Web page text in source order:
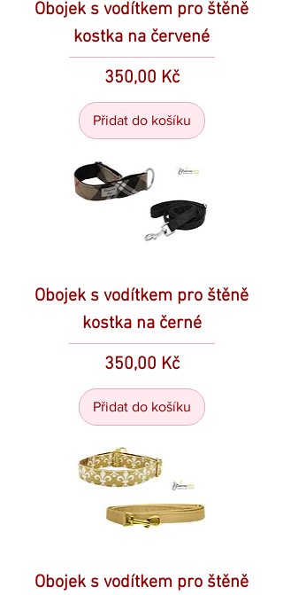
Obojek s vodítkem pro štěně
kostka na červené
Cena
350,00 Kč
Přidat do košíku
Obojek s vodítkem pro štěně
kostka na černé
Cena
350,00 Kč
Přidat do košíku
Obojek s vodítkem pro štěně